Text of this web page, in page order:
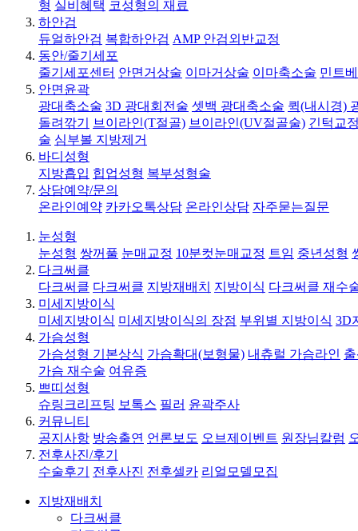
형 실비혜택 코성형의 재료
하안검
듀얼하안검 복합하안검 AMP 안검외반교정
동안/줄기세포
줄기세포센터 안면거상술 이마거상술 이마축소술 민트
안면윤곽
광대축소술 3D 광대회전술 셋백 광대축소술 퀵(내시경)
돌려깎기
브이라인(T절골) 브이라인(UV절골술) 긴턱교
술 심부볼 지방제거
바디성형
지방흡입 힙업성형 복부성형술
상담예약/문의
온라인예약 카카오톡상담 온라인상담 자주묻는질문
눈성형
눈성형 쌍꺼풀 눈매교정 10분컷눈매교정 트임 중년성형
다크써클
다크써클 다크써클 지방재배치 지방이식 다크써클 재수
미세지방이식
미세지방이식 미세지방이식의 장점 부위별 지방이식 3D
가슴성형
가슴성형 기본상식 가슴확대(보형물) 내츄럴 가슴라인
가슴 재수술 여유증
쁘띠성형
슈링크리프팅 보톡스 필러 윤곽주사
커뮤니티
공지사항 방송출연 언론보도 오브제이벤트 원장님칼럼
전후사진/후기
수술후기
전후사진 전후셀카 리얼모델모집
지방재배치
다크써클